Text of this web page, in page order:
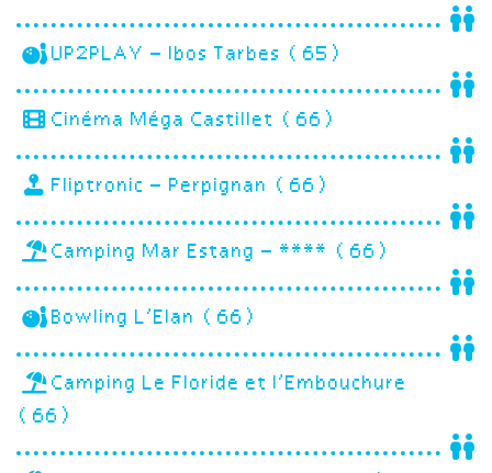
UP2PLAY – Ibos Tarbes (65)
Cinéma Méga Castillet (66)
Fliptronic – Perpignan (66)
Camping Mar Estang – **** (66)
Bowling L’Elan (66)
Camping Le Floride et l’Embouchure
(66)